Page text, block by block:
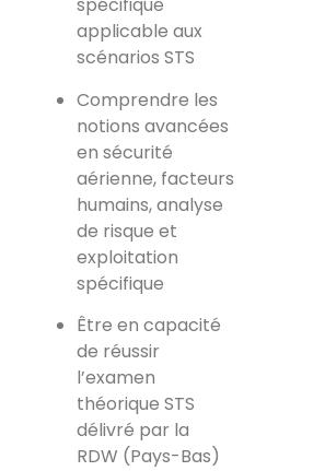
spécifique
applicable aux
scénarios STS
Comprendre les
notions avancées
en sécurité
aérienne, facteurs
humains, analyse
de risque et
exploitation
spécifique
Être en capacité
de réussir
l’examen
théorique STS
délivré par la
RDW (Pays-Bas)